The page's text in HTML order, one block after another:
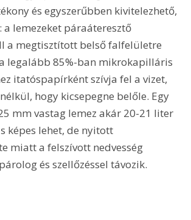
és egyszerűbben kivitelezhető,
a lemezeket páraáteresztő
a megtisztított belső falfelületre
legalább 85%-ban mikrokapilláris
itatóspapírként szívja fel a vizet,
hogy kicsepegne belőle. Egy
mm vastag lemez akár 20-21 liter
képes lehet, de nyitott
miatt a felszívott nedvesség
és szellőzéssel távozik.